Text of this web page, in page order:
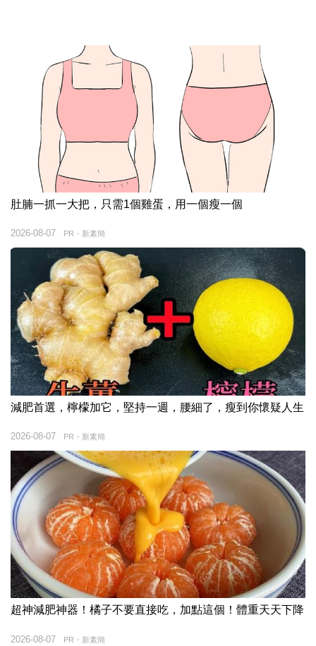
肚腩一抓一大把，只需1個雞蛋，用一個瘦一個
PR・新素簡
2026-08-07
減肥首選，檸檬加它，堅持一週，腰細了，瘦到你懷疑人生
PR・新素簡
2026-08-07
超神減肥神器！橘子不要直接吃，加點這個！體重天天下降
PR・新素簡
2026-08-07